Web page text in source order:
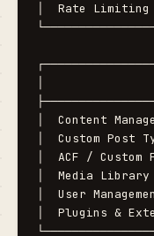
│  Rate
│
│  Content
│  Custom
│  ACF /
│  Media
│  User
│  Plugins &